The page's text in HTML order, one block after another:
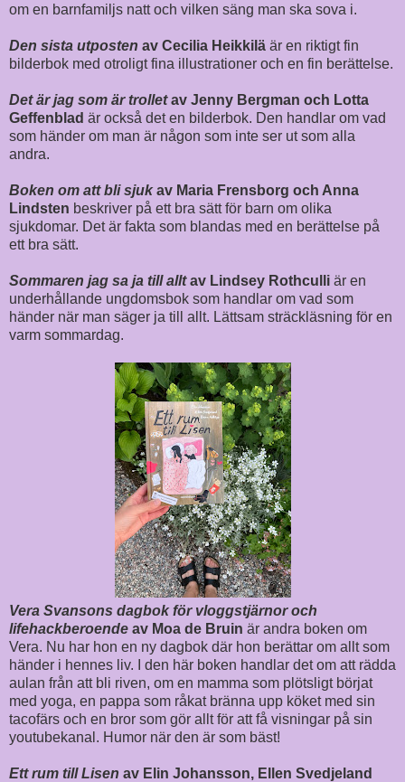
om en barnfamiljs natt och vilken säng man ska sova i.
Den sista utposten av Cecilia Heikkilä är en riktigt fin
bilderbok med otroligt fina illustrationer och en fin berättelse.
Det är jag som är trolletav Jenny Bergman och Lotta
Geffenblad är också det en bilderbok. Den handlar om vad
som händer om man är någon som inte ser ut som alla
andra.
Boken om att bli sjukav Maria Frensborg och Anna
Lindsten beskriver på ett bra sätt för barn om olika
sjukdomar. Det är fakta som blandas med en berättelse på
ett bra sätt.
Sommaren jag sa ja till alltav Lindsey Rothculli är en
underhållande ungdomsbok som handlar om vad som
händer när man säger ja till allt. Lättsam sträckläsning för en
varm sommardag.
Vera Svansons dagbok för vloggstjärnor och
lifehackberoende av Moa de Bruin är andra boken om
Vera. Nu har hon en ny dagbok där hon berättar om allt som
händer i hennes liv. I den här boken handlar det om att rädda
aulan från att bli riven, om en mamma som plötsligt börjat
med yoga, en pappa som råkat bränna upp köket med sin
tacofärs och en bror som gör allt för att få visningar på sin
youtubekanal. Humor när den är som bäst!
Ett rum till Lisen av Elin Johansson, Ellen Svedjeland